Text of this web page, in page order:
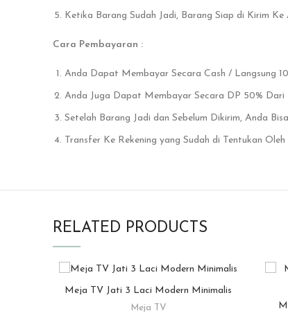
Ketika Barang Sudah Jadi, Barang Siap di Kirim Ke
Cara Pembayaran :
Anda Dapat Membayar Secara Cash / Langsung
Anda Juga Dapat Membayar Secara DP 50% Dari
Setelah Barang Jadi dan Sebelum Dikirim, Anda
Transfer Ke Rekening yang Sudah di Tentukan Oleh
RELATED PRODUCTS
READ MORE
Meja TV Jati 3 Laci Modern Minimalis
Meja TV